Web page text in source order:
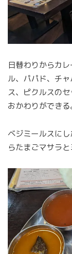
日替わりからカ
ル、パパド、チ
ス、ピクルスの
おかわりができる
ベジミールスに
らたまごマサラ